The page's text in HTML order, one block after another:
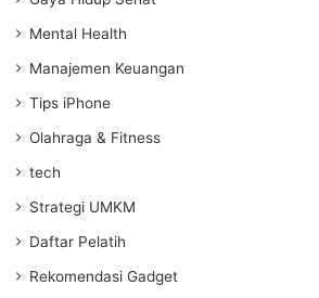
Mental Health
Manajemen Keuangan
Tips iPhone
Olahraga & Fitness
tech
Strategi UMKM
Daftar Pelatih
Rekomendasi Gadget